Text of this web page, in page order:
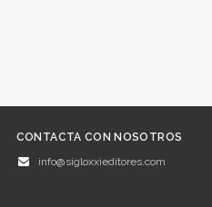
CONTACTA CON NOSOTROS
info@sigloxxieditores.com